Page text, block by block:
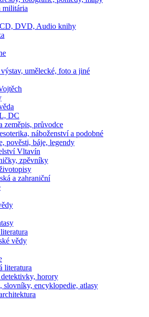
militária
DVD, Audio knihy
umělecké, foto a jiné
DC
zeměpis, průvodce
náboženství a podobné
pověsti, báje, legendy
Vltavín
zpěvníky
a zahraniční
vědy
literatura
horory
slovníky, encyklopedie, atlasy